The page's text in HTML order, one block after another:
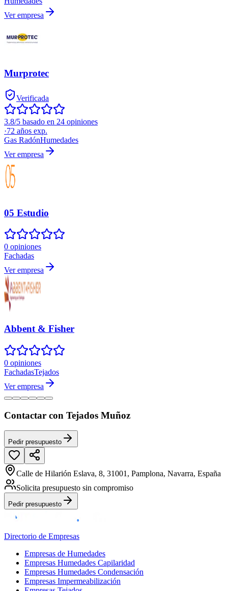
Ver empresa
Murprotec
Verificada
3.8/5 basado en 24 opiniones
·72 años exp.
Gas RadónHumedades
Ver empresa
05 Estudio
0 opiniones
Fachadas
Ver empresa
Abbent & Fisher
0 opiniones
FachadasTejados
Ver empresa
Contactar con Tejados Muñoz
Pedir presupuesto
Calle de Hilarión Eslava, 8, 31001, Pamplona, Navarra, España
Solicita presupuesto sin compromiso
Pedir presupuesto
Directorio de Empresas
Empresas de Humedades
Empresas Humedades Capilaridad
Empresas Humedades Condensación
Empresas Impermeabilización